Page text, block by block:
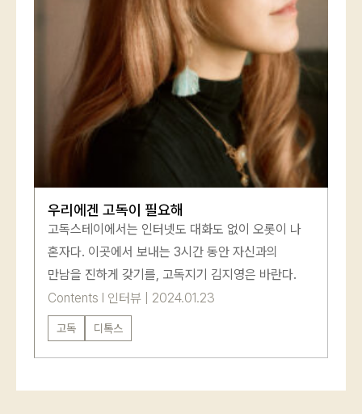
우리에겐 고독이 필요해
고독스테이에서는 인터넷도 대화도 없이 오롯이 나
혼자다. 이곳에서 보내는 3시간 동안 자신과의
만남을 진하게 갖기를, 고독지기 김지영은 바란다.
Contents
인터뷰 2024.01.23
고독 디톡스